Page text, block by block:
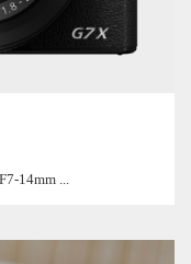
14mm ...